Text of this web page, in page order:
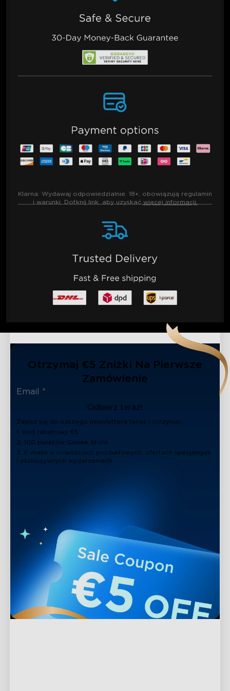
Klarna: Wydawaj odpowiedzialnie. 18+, obowiązują regulamin
i warunki. Dotknij link, aby uzyskać więcej informacji.
Otrzymaj €5 Zniżki Na Pierwsze
Zamówienie
Odbierz teraz!
Zapisz się do naszego newslettera teraz i otrzymaj:
1. Kod rabatowy €5
2. 100 punktów Govee Store
3. E-maile o nowościach produktowych, ofertach specjalnych
i ekskluzywnych wydarzeniach